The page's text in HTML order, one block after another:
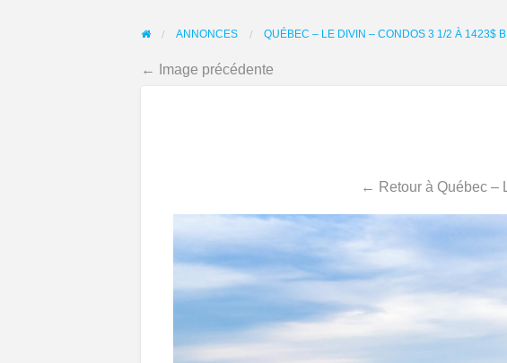
ANNONCES QUÉBEC – LE DIVIN – CONDOS 3 1/2 À 1423$
← Image précédente
← Retour à Québec –